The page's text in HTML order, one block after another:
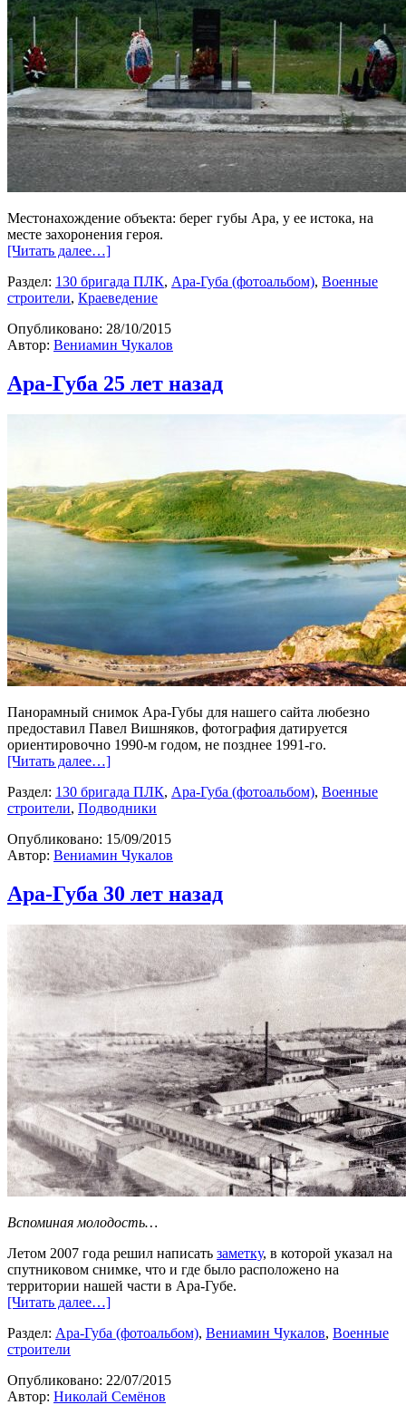
Местонахождение объекта: берег губы Ара, у ее истока, на
месте захоронения героя.
[Читать далее…]
Раздел: 130 бригада ПЛК, Ара-Губа (фотоальбом), Военные
строители, Краеведение
Опубликовано: 28/10/2015
Автор: Вениамин Чукалов
Ара-Губа 25 лет назад
Панорамный снимок Ара-Губы для нашего сайта любезно
предоставил Павел Вишняков, фотография датируется
ориентировочно 1990-м годом, не позднее 1991-го.
[Читать далее…]
Раздел: 130 бригада ПЛК, Ара-Губа (фотоальбом), Военные
строители, Подводники
Опубликовано: 15/09/2015
Автор: Вениамин Чукалов
Ара-Губа 30 лет назад
Вспоминая молодость…
Летом 2007 года решил написать заметку, в которой указал на
спутниковом снимке, что и где было расположено на
территории нашей части в Ара-Губе.
[Читать далее…]
Раздел: Ара-Губа (фотоальбом), Вениамин Чукалов, Военные
строители
Опубликовано: 22/07/2015
Автор: Николай Семёнов